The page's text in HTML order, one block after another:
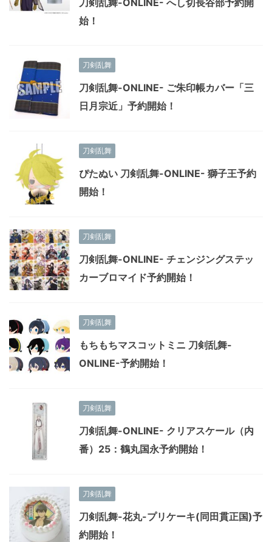
刀剣乱舞-ONLINE- へし切長谷部予約開
始！
刀剣乱舞
刀剣乱舞-ONLINE- ご朱印帳カバー「三
日月宗近」予約開始！
刀剣乱舞
ぴたぬい 刀剣乱舞-ONLINE- 獅子王予約
開始！
刀剣乱舞
刀剣乱舞-ONLINE- チェンジングステッ
カーブロマイド予約開始！
刀剣乱舞
もちもちマスコットミニ 刀剣乱舞-
ONLINE-予約開始！
刀剣乱舞
刀剣乱舞-ONLINE- クリアスケール（内
番）25：鶴丸国永予約開始！
刀剣乱舞
刀剣乱舞-花丸-プリケーキ(同田貫正国)予
約開始！